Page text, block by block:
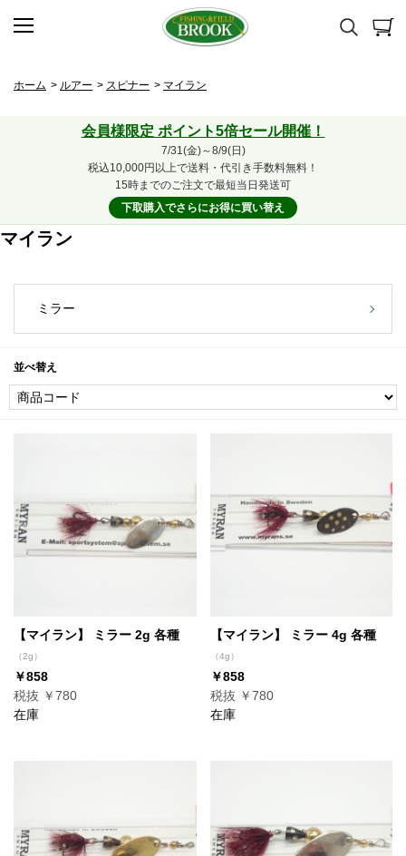
ホーム > ルアー > スピナー > マイラン
会員様限定 ポイント5倍セール開催！
7/31(金)～8/9(日)
税込10,000円以上で送料・代引き手数料無料！
15時までのご注文で最短当日発送可
下取購入でさらにお得に買い替え
マイラン
ミラー
並べ替え
【マイラン】 ミラー 2g 各種
（2g）
￥858
税抜 ￥780
在庫
【マイラン】 ミラー 4g 各種
（4g）
￥858
税抜 ￥780
在庫